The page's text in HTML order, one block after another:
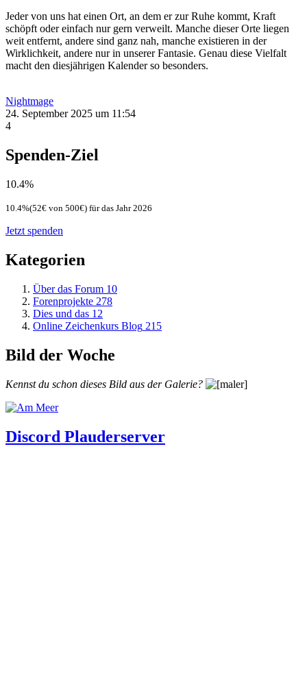
Jeder von uns hat einen Ort, an dem er zur Ruhe kommt, Kraft
schöpft oder einfach nur gern verweilt. Manche dieser Orte liegen
weit entfernt, andere sind ganz nah, manche existieren in der
Wirklichkeit, andere nur in unserer Fantasie. Genau diese Vielfalt
macht den diesjährigen Kalender so besonders.
Nightmage
24. September 2025 um 11:54
4
Spenden-Ziel
10.4%
10.4%(52€ von 500€) für das Jahr 2026
Jetzt spenden
Kategorien
Über das Forum 10
Forenprojekte 278
Dies und das 12
Online Zeichenkurs Blog 215
Bild der Woche
Kennst du schon dieses Bild aus der Galerie?
Discord Plauderserver